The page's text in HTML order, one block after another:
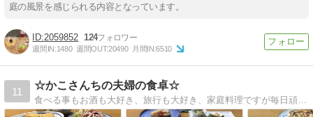
庭の風景を感じられる内容となっています。
2059852 124
週間IN:1480 週間OUT:20490 月間IN:6510
11
☆かこさんちの夫婦の食卓☆
食べる事もお酒も大好き、旅行も大好き、家庭料理ですが毎日頑張っています。